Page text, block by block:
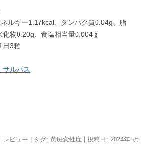
ルギー1.17kcal、タンパク質0.04g、脂
化物0.20g、食塩相当量0.004ｇ
日3粒
サルパス
レビュー | タグ: 黄斑変性症 | 投稿日: 2024年5月